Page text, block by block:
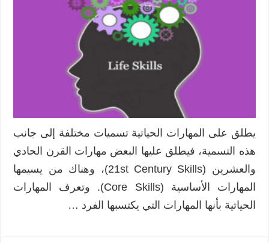
يطلق على المهارات الحياتية تسميات مختلفة إلى جانب
هذه التسمية، فيطلق عليها البعض مهارات القرن الحادي
والعشرين (21st Century Skills)، وهناك من يسيمها
المهارات الأساسية (Core Skills). وتعرف المهارات
الحياتية بأنها المهارات التي يكتسبها الفرد …